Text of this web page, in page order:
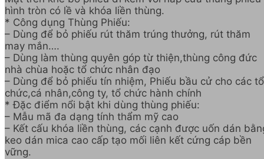
hình tròn có lề và khóa liền thùng.
* Công dụng Thùng Phiếu:
– Dùng để bỏ phiếu rút thăm trúng thưởng, rút thăm
may mắn….
– Dùng làm thùng quyên góp từ thiện,thùng công đức
nhà chùa hoặc tổ chức nhân đạo
– Dùng để bỏ phiếu tín nhiệm, Phiếu bầu cử cho các tổ
chức,cá nhân,công ty, tổ chức hành chính
* Đặc điểm nổi bật khi dùng thùng phiếu:
– Mẫu mã đa dạng tính thẩm mỹ cao
– Kết cấu khóa liền thùng, các cạnh được uốn dán
keo dán mica cao cấp tạo mối liên kết cứng cáp bền
vững.